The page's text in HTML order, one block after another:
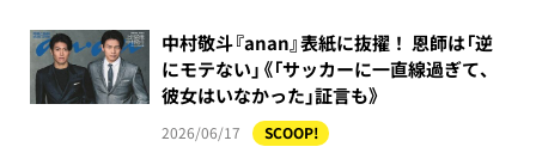
中村敬斗『anan』表紙に抜擢！ 恩師は「逆
にモテない」《「サッカーに一直線過ぎて、
彼女はいなかった」証言も》
2026/06/17 SCOOP!